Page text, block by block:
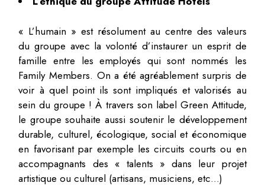
« L’humain » est résolument au centre des valeurs
du groupe avec la volonté d’instaurer un esprit de
famille entre les employés qui sont nommés les
Family Members. On a été agréablement surpris de
voir à quel point ils sont impliqués et valorisés au
sein du groupe ! À travers son label Green Attitude,
le groupe souhaite aussi soutenir le développement
durable, culturel, écologique, social et économique
en favorisant par exemple les circuits courts ou en
accompagnants des « talents » dans leur projet
artistique ou culturel (artisans, musiciens, etc…)